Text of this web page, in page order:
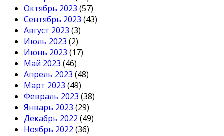
Октябрь 2023 (57)
Сентябрь 2023 (43)
Август 2023 (3)
Июль 2023 (2)
Июнь 2023 (17)
Май 2023 (46)
Апрель 2023 (48)
Март 2023 (49)
Февраль 2023 (38)
Январь 2023 (29)
Декабрь 2022 (49)
Ноябрь 2022 (36)